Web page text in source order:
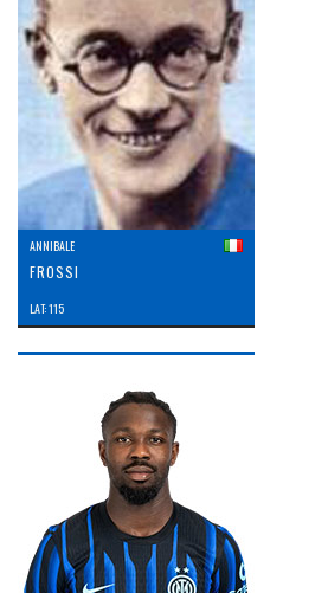
ANNIBALE
FROSSI
LAT: 115